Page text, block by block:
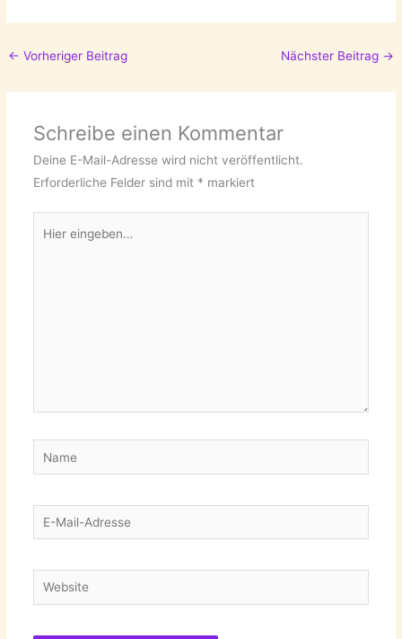
← Vorheriger Beitrag Nächster Beitrag →
Schreibe einen Kommentar
Deine E-Mail-Adresse wird nicht veröffentlicht.
Erforderliche Felder sind mit * markiert
eingeben…
Name
E-
Mail-
Website